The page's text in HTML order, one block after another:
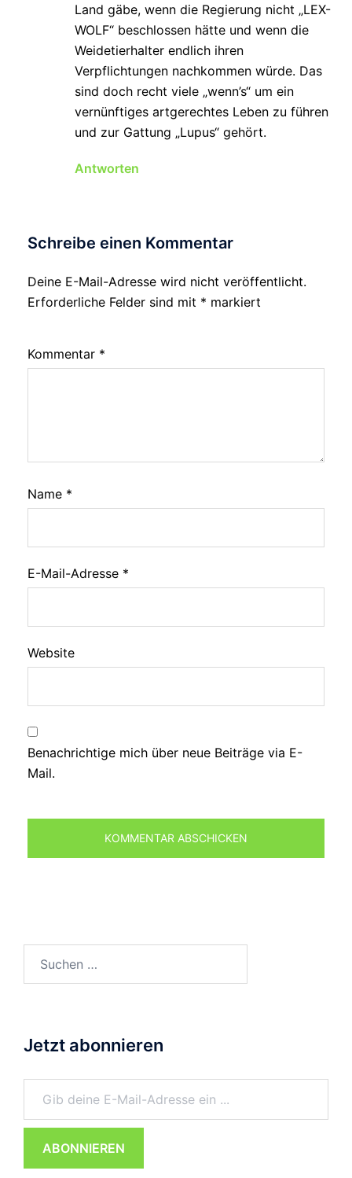
Land gäbe, wenn die Regierung nicht „LEX-
WOLF“ beschlossen hätte und wenn die
Weidetierhalter endlich ihren
Verpflichtungen nachkommen würde. Das
sind doch recht viele „wenn’s“ um ein
vernünftiges artgerechtes Leben zu führen
und zur Gattung „Lupus“ gehört.
Antworten
Schreibe einen Kommentar
Deine E-Mail-Adresse wird nicht veröffentlicht.
Erforderliche Felder sind mit * markiert
Kommentar *
Name *
E-Mail-Adresse *
Website
Benachrichtige mich über neue Beiträge via E-
Mail.
nach:
Jetzt abonnieren
Gib deine E-Mail-Adresse ein ...
ABONNIEREN